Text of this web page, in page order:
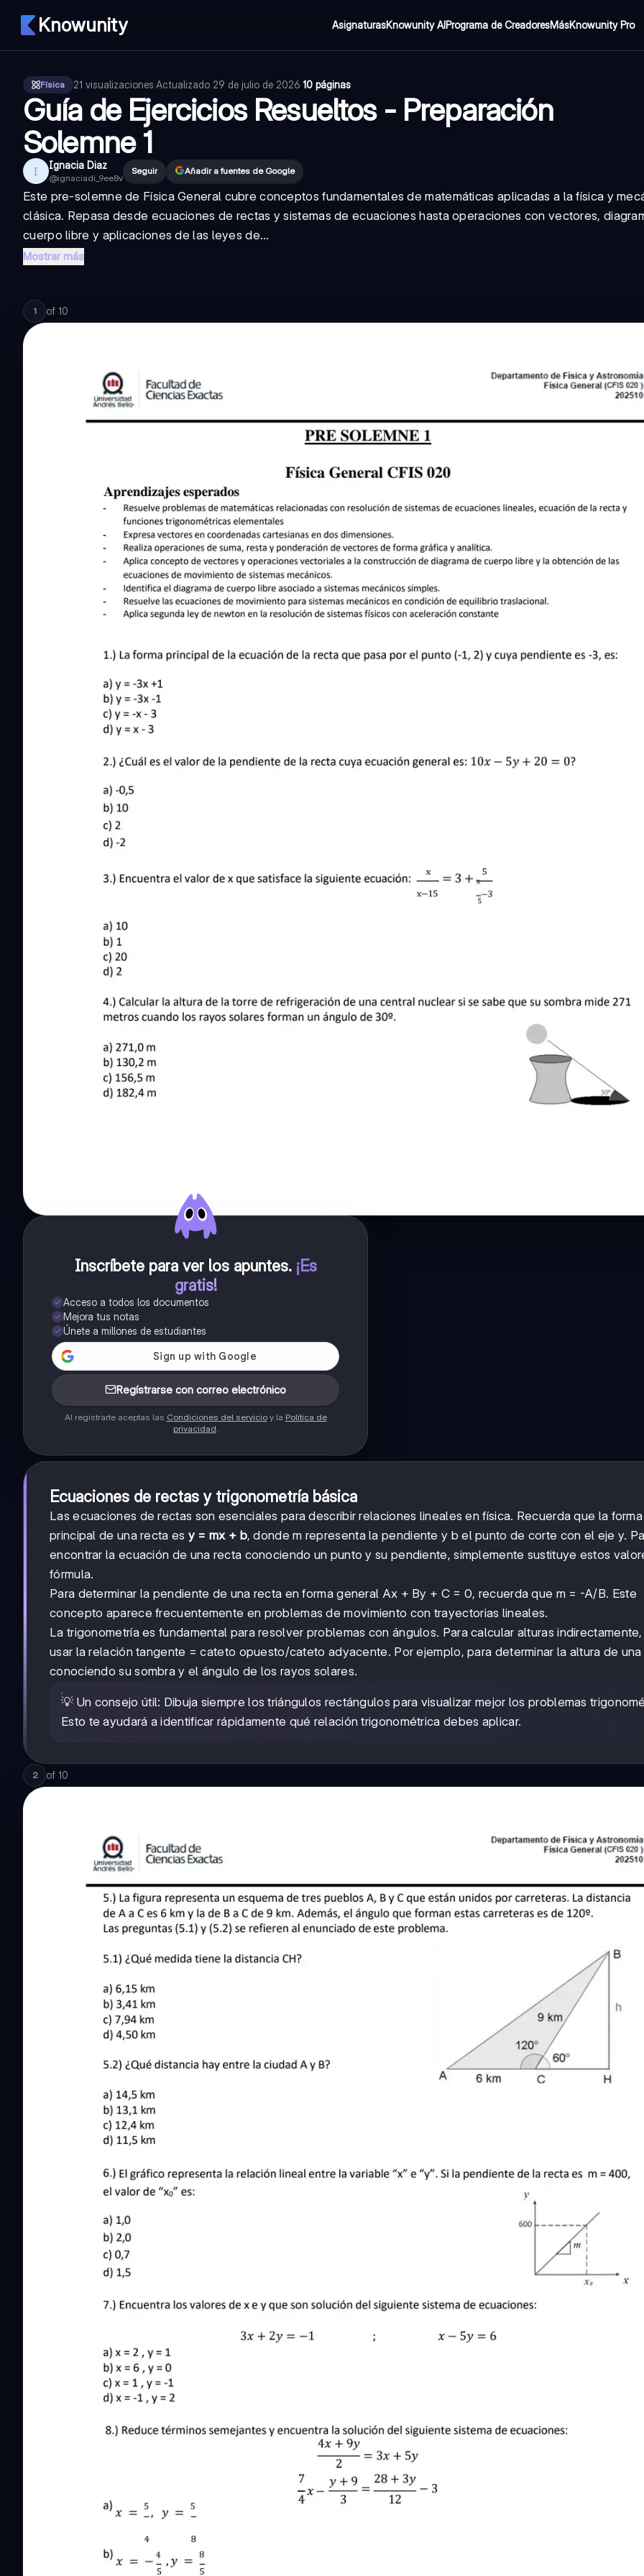
Knowunity AsignaturasKnowunity AIPrograma de CreadoresMásKnowunity Pro
Física 21 visualizaciones·Actualizado 29 de julio de 2026·10 páginas
Guía de Ejercicios Resueltos - Preparación
Solemne 1
I Ignacia Diaz
@ignaciadi_9ee8v
Seguir Añadir a fuentes de Google
Este pre-solemne de Física General cubre conceptos fundamentales de matemáticas aplicadas a la física y
clásica. Repasa desde ecuaciones de rectas y sistemas de ecuaciones hasta operaciones con vectores,
cuerpo libre y aplicaciones de las leyes de...
Mostrar más
1 of 10
Inscríbete para ver los apuntes. ¡Es
gratis!
Acceso a todos los documentos
Mejora tus notas
Únete a millones de estudiantes
Regístrarse con correo electrónico
Al registrarte aceptas las Condiciones del servicioy la Política de
privacidad
Ecuaciones de rectas y trigonometría básica
Las ecuaciones de rectas son esenciales para describir relaciones lineales en física. Recuerda que la forma
principal de una recta es y = mx + b, donde m representa la pendiente y b el punto de corte con el eje y.
encontrar la ecuación de una recta conociendo un punto y su pendiente, simplemente sustituye estos
fórmula.
Para determinar la pendiente de una recta en forma general Ax + By + C = 0, recuerda que m = -A/B. Este
concepto aparece frecuentemente en problemas de movimiento con trayectorias lineales.
La trigonometría es fundamental para resolver problemas con ángulos. Para calcular alturas
usar la relación tangente = cateto opuesto/cateto adyacente. Por ejemplo, para determinar la altura de una
conociendo su sombra y el ángulo de los rayos solares.
💡 Un consejo útil: Dibuja siempre los triángulos rectángulos para visualizar mejor los problemas
Esto te ayudará a identificar rápidamente qué relación trigonométrica debes aplicar.
2 of 10